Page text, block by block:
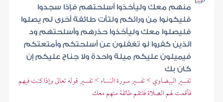
منهم معك وليأخذوا أسلحتهم فإذا سجدوا
فليكونوا من ورائكم ولتأت طائفة أخرى لم يصلوا
فليصلوا معك وليأخذوا حذرهم وأسلحتهم ود
الذين كفروا لو تغفلون عن أسلحتكم وأمتعتكم
فيميلون عليكم ميلة واحدة ولا جناح عليكم إن
كان بك
تفسير البيضاوي > تفسير سورة النساء > تفسير قوله تعالى وإذا كنت فيهم
فأقمت لهم الصلاة فلتقم طائفة منهم معك